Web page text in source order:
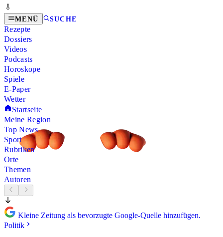
MENÜ SUCHE
Rezepte
Dossiers
Videos
Podcasts
Horoskope
Spiele
E-Paper
Wetter
Startseite
Meine Region
Top News
Sport
Rubriken
Orte
Themen
Autoren
Kleine Zeitung als bevorzugte Google-Quelle hinzufügen.
Politik